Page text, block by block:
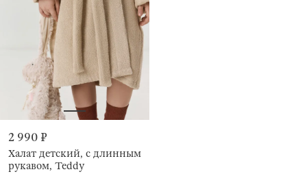
2 990 ₽
Халат детский, с длинным
рукавом, Teddy